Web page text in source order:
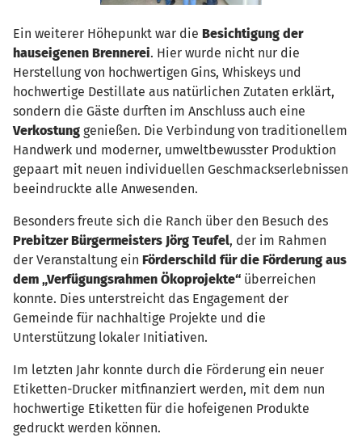
Ein weiterer Höhepunkt war die Besichtigung der
hauseigenen Brennerei. Hier wurde nicht nur die
Herstellung von hochwertigen Gins, Whiskeys und
hochwertige Destillate aus natürlichen Zutaten erklärt,
sondern die Gäste durften im Anschluss auch eine
Verkostung genießen. Die Verbindung von traditionellem
Handwerk und moderner, umweltbewusster Produktion
gepaart mit neuen individuellen Geschmackserlebnissen
beeindruckte alle Anwesenden.
Besonders freute sich die Ranch über den Besuch des
Prebitzer Bürgermeisters Jörg Teufel, der im Rahmen
der Veranstaltung ein Förderschild für die Förderung aus
dem „Verfügungsrahmen Ökoprojekte“ überreichen
konnte. Dies unterstreicht das Engagement der
Gemeinde für nachhaltige Projekte und die
Unterstützung lokaler Initiativen.
Im letzten Jahr konnte durch die Förderung ein neuer
Etiketten-Drucker mitfinanziert werden, mit dem nun
hochwertige Etiketten für die hofeigenen Produkte
gedruckt werden können.